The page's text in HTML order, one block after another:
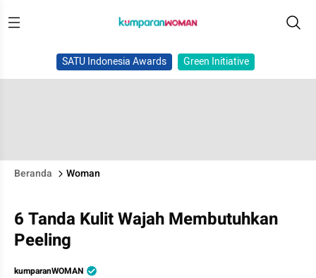
SATU Indonesia Awards Green Initiative
Beranda Woman
6 Tanda Kulit Wajah Membutuhkan
Peeling
kumparanWOMAN